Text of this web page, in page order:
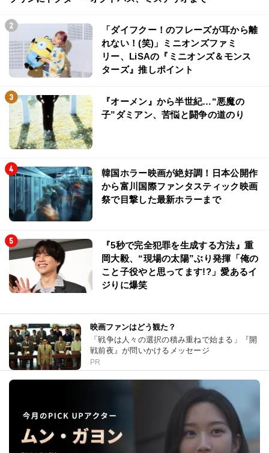
「ダイフクー！のフレーズが耳から離
れない！(笑)」ミニオンズファミ
リー、LiSAの『ミニオンズ＆モンス
ターズ』推しポイント
『オーメン』から半世紀…“悪魔の
子”ダミアン、苦悩と闘争の道のり
韓国ホラー映画が絶好調！日本公開作
から富川国際ファンタスティック映画
祭で目撃した最新ホラーまで
『5秒で完全犯罪を生成する方法』重
岡大毅、“現場の太陽”ぶり発揮「俺の
こと子役やと思ってます!?」愛あるイ
ジりに爆笑
映画ファンはどう観た？
「戦争は人々の選択の積み重ねで始まる」『開
戦前夜』が問いかけるメッセージ
PR